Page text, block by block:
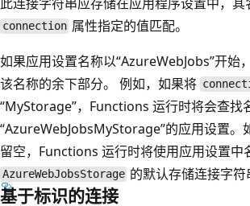
connection 属性指定的值匹配。
如果应用设置名称以“AzureWebJobs”开始
该名称的余下部分。 例如，如果将
“MyStorage”，Functions 运行时将会查找
“AzureWebJobsMyStorage”的应用设置。
留空，Functions 运行时将使用应用设置中
AzureWebJobsStorage 的默认存储连接字符
基于标识的连接